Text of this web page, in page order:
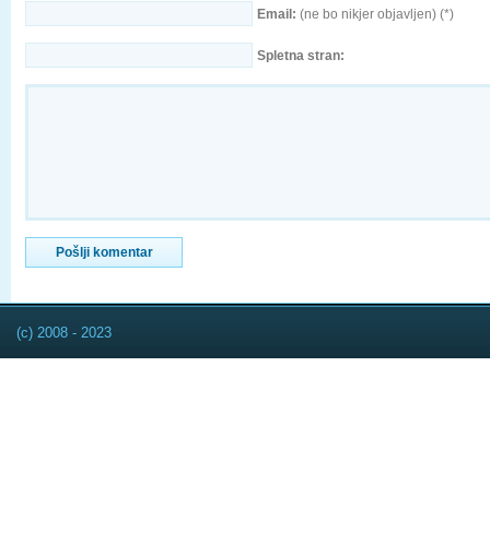
Email: (ne bo nikjer objavljen) (*)
Spletna stran:
(c) 2008 - 2023